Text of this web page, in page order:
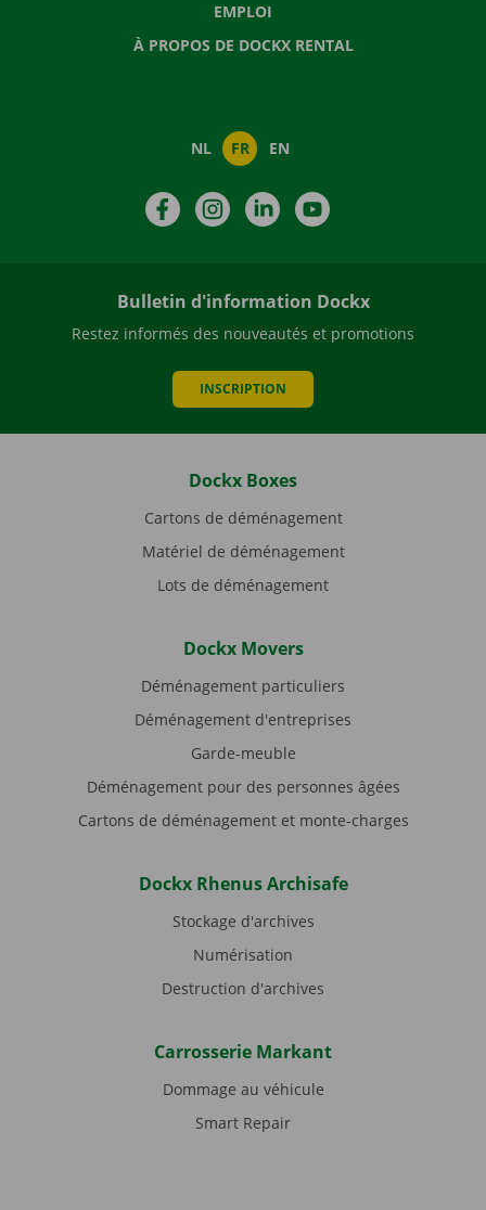
EMPLOI
À PROPOS DE DOCKX RENTAL
NL FR EN
FacebookInstagramLinkedIn
Bulletin d'information Dockx
Restez informés des nouveautés et promotions
INSCRIPTION
Dockx Boxes
Cartons de déménagement
Matériel de déménagement
Lots de déménagement
Dockx Movers
Déménagement particuliers
Déménagement d'entreprises
Garde-meuble
Déménagement pour des personnes âgées
Cartons de déménagement et monte-charges
Dockx Rhenus Archisafe
Stockage d'archives
Numérisation
Destruction d'archives
Carrosserie Markant
Dommage au véhicule
Smart Repair